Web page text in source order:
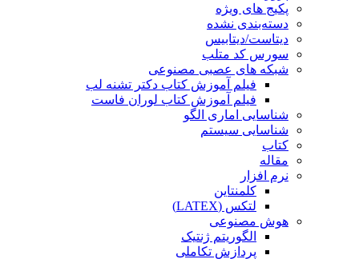
پکیج های ویژه
دسته‌بندی نشده
دیتاست/دیتابیس
سورس کد متلب
شبکه های عصبی مصنوعی
فیلم آموزش کتاب دکتر تشنه لب
فیلم آموزش کتاب لوران فاست
شناسایی اماری الگو
شناسایی سیستم
کتاب
مقاله
نرم افزار
کلمنتاین
لتکس (LATEX)
هوش مصنوعی
الگوریتم ژنتیک
پردازش تکاملی